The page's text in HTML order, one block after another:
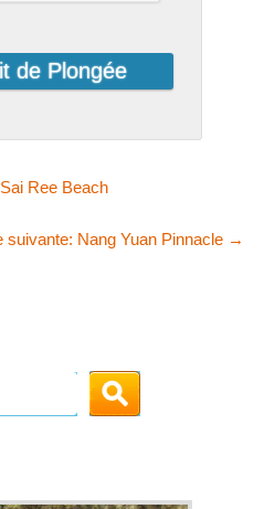
Ree Beach
suivante: Nang Yuan Pinnacle →